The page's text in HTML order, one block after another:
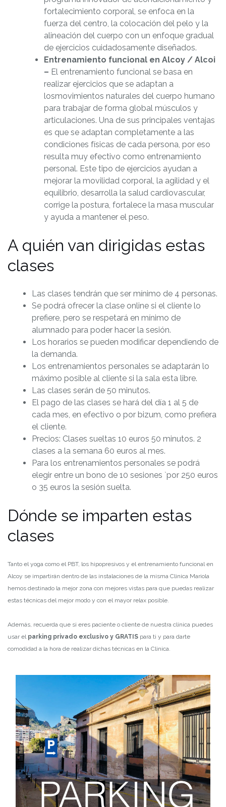
fortalecimiento corporal, se enfoca en la
fuerza del centro, la colocación del pelo y la
alineación del cuerpo con un enfoque gradual
de ejercicios cuidadosamente diseñados.
Entrenamiento funcional en Alcoy / Alcoi
– El entrenamiento funcional se basa en
realizar ejercicios que se adaptan a
losmovimientos naturales del cuerpo humano
para trabajar de forma global músculos y
articulaciones. Una de sus principales ventajas
es que se adaptan completamente a las
condiciones físicas de cada persona, por eso
resulta muy efectivo como entrenamiento
personal. Este tipo de ejercicios ayudan a
mejorar la movilidad corporal, la agilidad y el
equilibrio, desarrolla la salud cardiovascular,
corrige la postura, fortalece la masa muscular
y ayuda a mantener el peso.
A quién van dirigidas estas
clases
Las clases tendrán que ser mínimo de 4 personas.
Se podrá ofrecer la clase online si el cliente lo
prefiere, pero se respetará en mínimo de
alumnado para poder hacer la sesión.
Los horarios se pueden modificar dependiendo de
la demanda.
Los entrenamientos personales se adaptarán lo
máximo posible al cliente si la sala esta libre.
Las clases serán de 50 minutos.
El pago de las clases se hará del día 1 al 5 de
cada mes, en efectivo o por bizum, como prefiera
el cliente.
Precios: Clases sueltas 10 euros 50 minutos. 2
clases a la semana 60 euros al mes.
Para los entrenamientos personales se podrá
elegir entre un bono de 10 sesiones `por 250 euros
o 35 euros la sesión suelta.
Dónde se imparten estas
clases
Tanto el yoga como el PBT, los hipopresivos y el entrenamiento funcional en
Alcoy se impartirán dentro de las instalaciones de la misma Clinica Mariola
hemos destinado la mejor zona con mejores vistas para que puedas realizar
estas técnicas del mejor modo y con el mayor relax posible.
Además, recuerda que si eres paciente o cliente de nuestra clínica puedes
usar el parking privado exclusivo y GRATIS para ti y para darte
comodidad a la hora de realizar dichas técnicas en la Clinica.